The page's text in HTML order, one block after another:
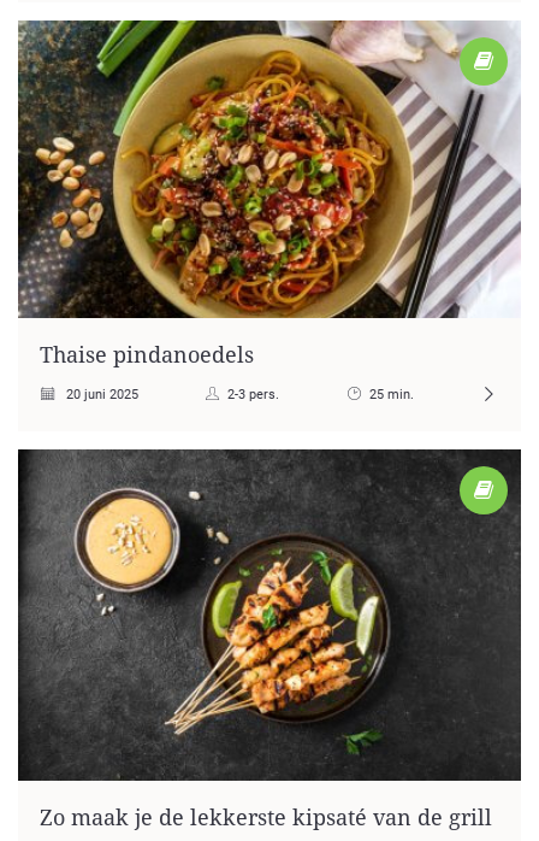
Thaise pindanoedels
20 juni 2025 2-3 pers. 25 min.
Zo maak je de lekkerste kipsaté van de grill